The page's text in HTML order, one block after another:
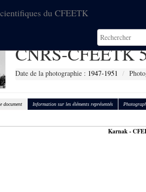
du CFEETK
CNRS-CFEETK
Date de la photographie : 1947-1951
document Information sur les éléments représentés